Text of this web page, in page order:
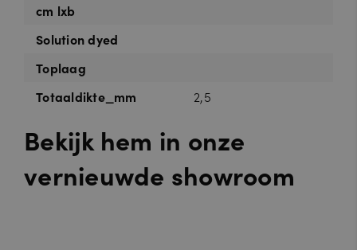
cm lxb
Solution dyed
Toplaag
Totaaldikte_mm
2,5
Bekijk hem in onze
vernieuwde showroom